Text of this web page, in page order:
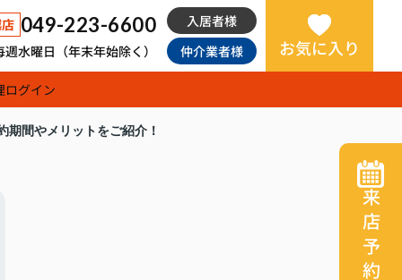
049-223-6600
水曜日（年末年始除く）
入居者様
仲介業者様
お気に入り
ログイン
期間やメリットをご紹介！
来店予約